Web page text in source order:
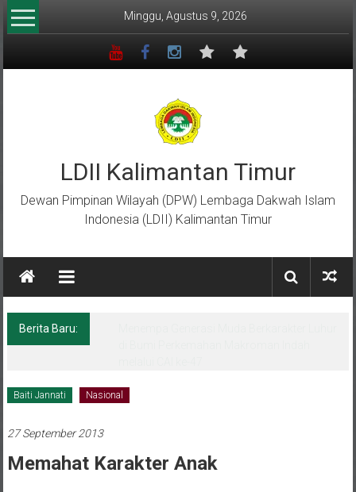
Lompat
ke
Minggu, Agustus 9, 2026
LDII Kalimantan Timur
Dewan Pimpinan Wilayah (DPW) Lembaga Dakwah Islam
Indonesia (LDII) Kalimantan Timur
Berita Baru:
Baiti Jannati Nasional
27 September 2013
Memahat Karakter Anak